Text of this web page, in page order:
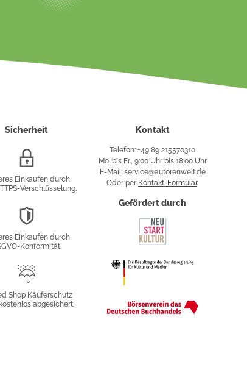
Sicherheit
Verschlüsselung
Einkaufen durch
Verschlüsselung.
Einkaufen durch
Konformität.
Käuferschutz
Shop Käuferschutz
abgesichert.
Kontakt
Telefon: +49 89 215570310
Mo. bis Fr., 9:00 Uhr bis 18:00 Uhr
E-Mail: service@autorenwelt.de
Oder per Kontakt-Formular.
Gefördert durch